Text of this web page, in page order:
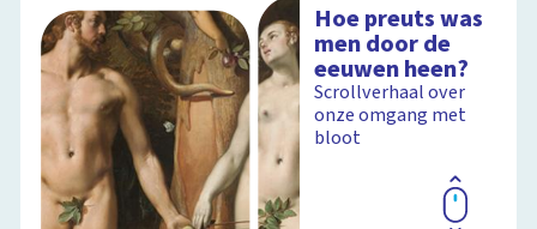
Hoe preuts was
men door de
eeuwen heen?
Scrollverhaal over
onze omgang met
bloot